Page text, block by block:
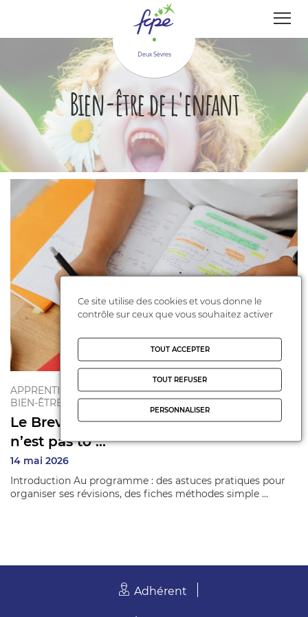
Deux Sèvres
Bien-être de l'enfant
APPRENTISSAGES
BIEN-ÊTRE DE L'ENFANT
Le Brevet approche… et on sait que ce
n’est pas to ...
14 mai 2026
Introduction Au programme : des astuces pratiques pour
organiser ses révisions, des fiches méthodes simple ...
Adhérent
Ce site utilise des cookies et vous donne le
contrôle sur ceux que vous souhaitez activer
TOUT ACCEPTER
TOUT REFUSER
PERSONNALISER